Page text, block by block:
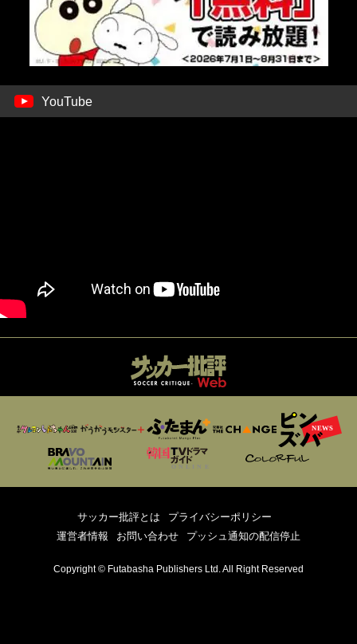
YouTube
サッカー批評とは
プライバシーポリシー
運営者情報
お問い合わせ プッシュ通知の配信停止
Copyright © Futabasha Publishers Ltd. All Right Reserved